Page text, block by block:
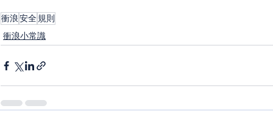
衝浪安全規則
衝浪小常識